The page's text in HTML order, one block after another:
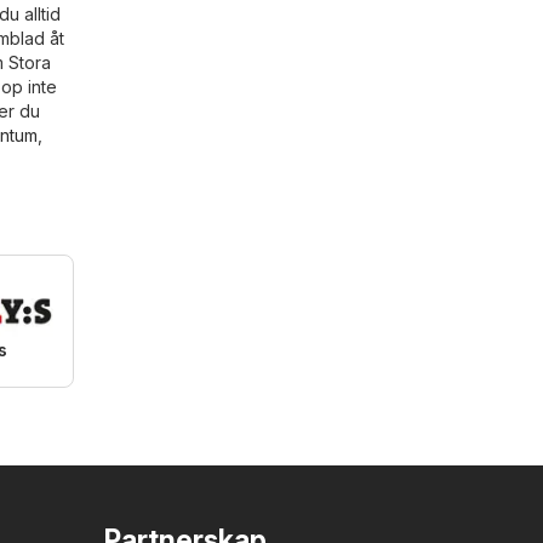
alltid
åt
Stora
inte
du